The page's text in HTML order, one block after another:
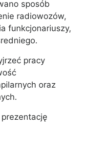
sposób
radiowozów,
funkcjonariuszy,
pracy
oraz